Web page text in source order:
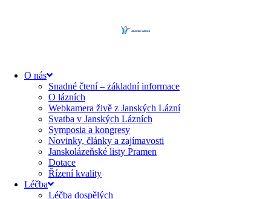
O nás
Snadné čtení – základní informace
O lázních
Webkamera živě z Janských Lázní
Svatba v Janských Lázních
Symposia a kongresy
Novinky, články a zajímavosti
Janskolázeňské listy Pramen
Dotace
Řízení kvality
Léčba
Léčba dospělých